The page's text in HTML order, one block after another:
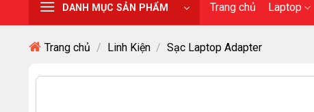
DANH MỤC SẢN PHẨM Trang chủ Laptop
Trang chủ / Linh Kiện / Sạc Laptop Adapter